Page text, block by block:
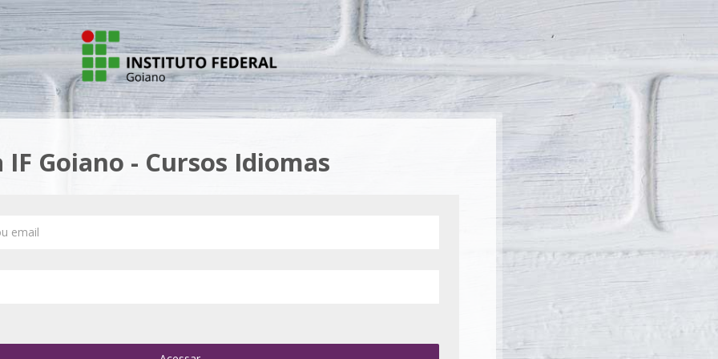
IF Goiano - Cursos Idiomas